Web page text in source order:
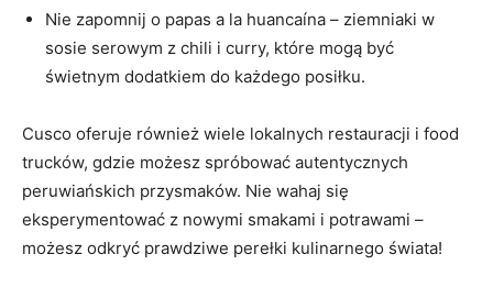
Nie zapomnij​ o papas a la huancaína – ⁤ziemniaki w ​
sosie serowym z ‌chili i curry, które mogą być
świetnym dodatkiem do każdego posiłku.
Cusco oferuje również wiele lokalnych restauracji i⁤ food
trucków, gdzie możesz spróbować autentycznych
peruwiańskich ​przysmaków. Nie ⁤wahaj się
eksperymentować z nowymi smakami ‍i potrawami –
możesz‌ odkryć prawdziwe perełki ⁣kulinarnego świata!